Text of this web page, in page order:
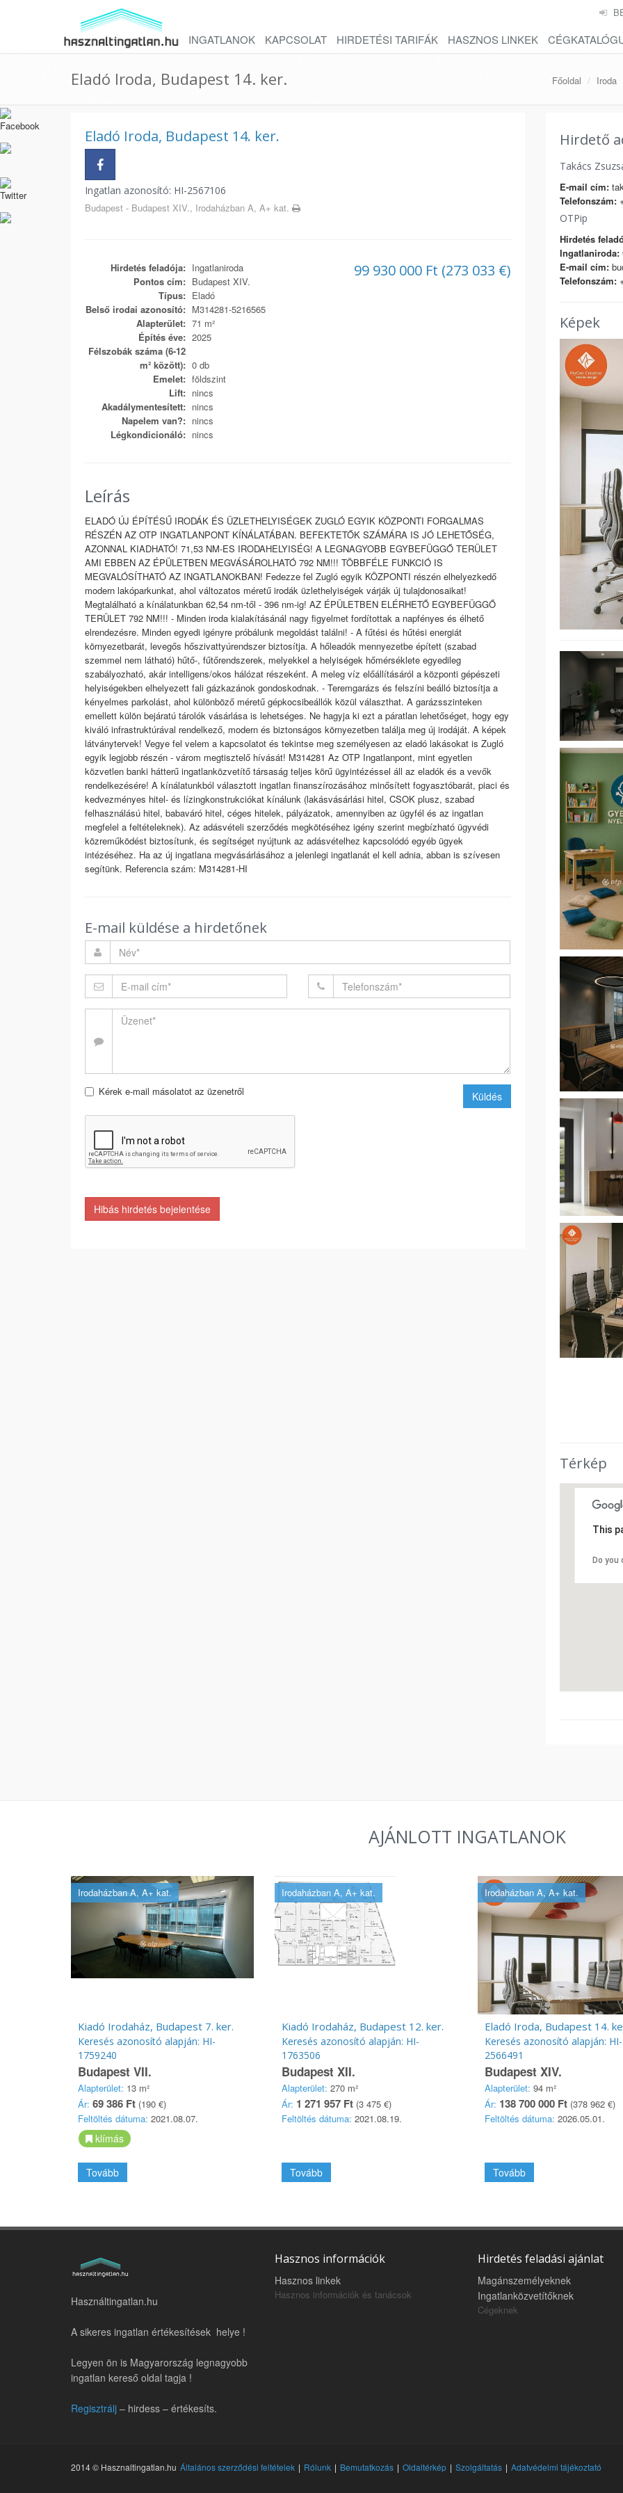
INGATLANOK KAPCSOLAT HIRDETÉSI TARIFÁK HASZNOS LINKEK
Eladó Iroda, Budapest 14. ker. Főoldal Iroda
Eladó Iroda, Budapest 14. ker.
Ingatlan azonosító: HI-2567106
Budapest - Budapest XIV., Irodaházban A, A+ kat.
99 930 000 Ft (273 033 €)
Hirdetés feladója: Ingatlaniroda
Pontos cím: Budapest XIV.
Típus: Eladó
Belső irodai azonosító: M314281-5216565
Alapterület: 71 m²
Építés éve: 2025
Félszobák száma (6-12
m² között): 0 db
Emelet: földszint
Lift: nincs
Akadálymentesített: nincs
Napelem van?: nincs
Légkondicionáló: nincs
Leírás
ELADÓ ÚJ ÉPÍTÉSŰ IRODÁK ÉS ÜZLETHELYISÉGEK ZUGLÓ EGYIK KÖZPONTI FORGALMAS
RÉSZÉN AZ OTP INGATLANPONT KÍNÁLATÁBAN. BEFEKTETŐK SZÁMÁRA IS JÓ LEHETŐSÉG,
AZONNAL KIADHATÓ! 71,53 NM-ES IRODAHELYISÉG! A LEGNAGYOBB EGYBEFÜGGŐ TERÜLET
AMI EBBEN AZ ÉPÜLETBEN MEGVÁSÁROLHATÓ 792 NM!!! TÖBBFÉLE FUNKCIÓ IS
MEGVALÓSÍTHATÓ AZ INGATLANOKBAN! Fedezze fel Zugló egyik KÖZPONTI részén elhelyezkedő
modern lakóparkunkat, ahol változatos méretű irodák üzlethelyiségek várják új tulajdonosaikat!
Megtalálható a kínálatunkban 62,54 nm-től - 396 nm-ig! AZ ÉPÜLETBEN ELÉRHETŐ EGYBEFÜGGŐ
TERÜLET 792 NM!!! - Minden iroda kialakításánál nagy figyelmet fordítottak a napfényes és élhető
elrendezésre. Minden egyedi igényre próbálunk megoldást találni! - A fűtési és hűtési energiát
környezetbarát, levegős hőszivattyúrendszer biztosítja. A hőleadók mennyezetbe épített (szabad
szemmel nem látható) hűtő-, fűtőrendszerek, melyekkel a helyiségek hőmérséklete egyedileg
szabályozható, akár intelligens/okos hálózat részeként. A meleg víz előállításáról a központi gépészeti
helyiségekben elhelyezett fali gázkazánok gondoskodnak. - Teremgarázs és felszíni beálló biztosítja a
kényelmes parkolást, ahol különböző méretű gépkocsibeállók közül választhat. A garázsszinteken
emellett külön bejáratú tárolók vásárlása is lehetséges. Ne hagyja ki ezt a páratlan lehetőséget, hogy egy
kiváló infrastruktúrával rendelkező, modern és biztonságos környezetben találja meg új irodáját. A képek
látványtervek! Vegye fel velem a kapcsolatot és tekintse meg személyesen az eladó lakásokat is Zugló
egyik legjobb részén - várom megtisztelő hívását! M314281 Az OTP Ingatlanpont, mint egyetlen
közvetlen banki hátterű ingatlanközvetítő társaság teljes körű ügyintézéssel áll az eladók és a vevők
rendelkezésére! A kínálatunkból választott ingatlan finanszírozásához minősített fogyasztóbarát, piaci és
kedvezményes hitel- és lízingkonstrukciókat kínálunk (lakásvásárlási hitel, CSOK plusz, szabad
felhasználású hitel, babaváró hitel, céges hitelek, pályázatok, amennyiben az ügyfél és az ingatlan
megfelel a feltételeknek). Az adásvételi szerződés megkötéséhez igény szerint megbízható ügyvédi
közreműködést biztosítunk, és segítséget nyújtunk az adásvételhez kapcsolódó egyéb ügyek
intézéséhez. Ha az új ingatlana megvásárlásához a jelenlegi ingatlanát el kell adnia, abban is szívesen
segítünk. Referencia szám: M314281-HI
E-mail küldése a hirdetőnek
Kérek e-mail másolatot az üzenetről Küldés
Hibás hirdetés bejelentése
Hirdető
Takács
E-mail cím:
Telefonszám:
OTPip
Hirdetés
Ingatlaniroda:
E-mail cím:
Telefonszám:
Képek
Térkép
This
Do
AJÁNLOTT INGATLANOK
Irodaházban A, A+ kat.
Kiadó Irodaház, Budapest 7. ker.
Keresés azonosító alapján: HI-
1759240
Budapest VII.
Alapterület: 13 m²
Ár: 69 386 Ft (190 €)
Feltöltés dátuma: 2021.08.07.
klímás
Tovább
Irodaházban A, A+ kat.
Kiadó Irodaház, Budapest 12. ker.
Keresés azonosító alapján: HI-
1763506
Budapest XII.
Alapterület: 270 m²
Ár: 1 271 957 Ft(3 475 €)
Feltöltés dátuma: 2021.08.19.
Tovább
Irodaházban A, A+ kat.
Eladó Iroda, Budapest 14.
Keresés azonosító alapján: HI-
2566491
Budapest XIV.
Alapterület: 94 m²
Ár: 138 700 000 Ft (378 962 €)
Feltöltés dátuma: 2026.05.01.
Tovább
Használtingatlan.hu
A sikeres ingatlan értékesítések helye !
Legyen ön is Magyarország legnagyobb
ingatlan kereső oldal tagja !
Regisztrálj – hirdess – értékesíts.
Hasznos információk
Hasznos linkek
Hasznos információk és tanácsok
Hirdetés feladási ajánlat
Magánszemélyeknek
Ingatlanközvetítőknek
Cégeknek
2014 © Hasznaltingatlan.hu Általános szerződési feltételek Rólunk Bemutatkozás Oldaltérkép Szolgáltatás Adatvédelmi tájékoztató